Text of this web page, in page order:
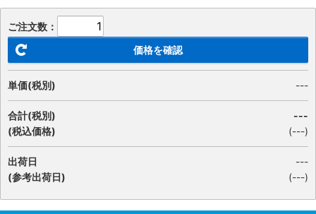
ご注文数：
価格を確認
単価(税別) ---
合計(税別)
(税込価格)
---
(---)
出荷日
(参考出荷日)
---
(---)